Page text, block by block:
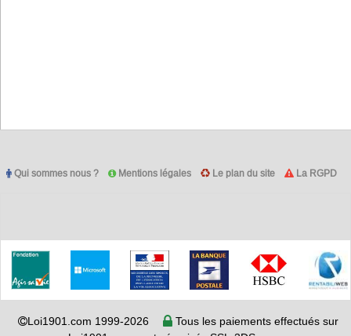
Qui sommes nous ? Mentions légales Le plan du site La RGPD
Loi1901.com 1999-2026
Tous les paiements effectués sur